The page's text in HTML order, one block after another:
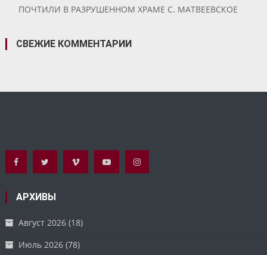
ПОЧТИЛИ В РАЗРУШЕННОМ ХРАМЕ С. МАТВЕЕВСКОЕ
СВЕЖИЕ КОММЕНТАРИИ
АРХИВЫ
Август 2026 (18)
Июль 2026 (78)